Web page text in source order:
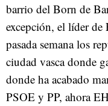
barrio del Born de
excepción, el líder
pasada semana los
ciudad vasca donde
donde ha acabado
PSOE y PP, ahora